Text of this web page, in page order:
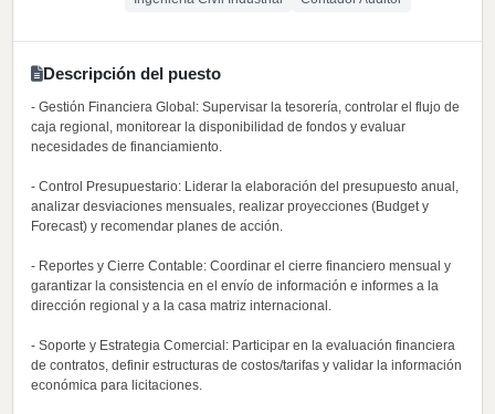
Descripción del puesto
- Gestión Financiera Global: Supervisar la tesorería, controlar el flujo de
caja regional, monitorear la disponibilidad de fondos y evaluar
necesidades de financiamiento.
- Control Presupuestario: Liderar la elaboración del presupuesto anual,
analizar desviaciones mensuales, realizar proyecciones (Budget y
Forecast) y recomendar planes de acción.
- Reportes y Cierre Contable: Coordinar el cierre financiero mensual y
garantizar la consistencia en el envío de información e informes a la
dirección regional y a la casa matriz internacional.
- Soporte y Estrategia Comercial: Participar en la evaluación financiera
de contratos, definir estructuras de costos/tarifas y validar la información
económica para licitaciones.